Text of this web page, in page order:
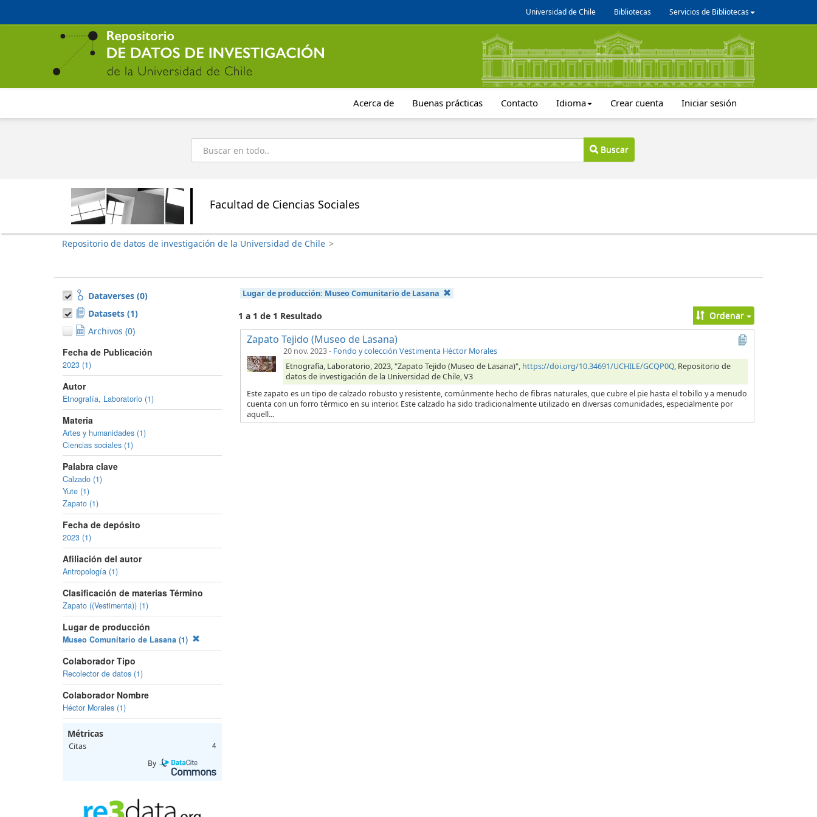
contenido
Universidad de Chile Bibliotecas Servicios de Bibliotecas
Acerca de Buenas prácticas Contacto Idioma Crear cuenta Iniciar sesión
Buscar
Buscar
Facultad de Ciencias Sociales
Repositorio de datos de investigación de la Universidad de Chile >
Dataverses (0)
Datasets (1)
Archivos (0)
Fecha de Publicación
2023 (1)
Autor
Etnografía, Laboratorio (1)
Materia
Artes y humanidades (1)
Ciencias sociales (1)
Palabra clave
Calzado (1)
Yute (1)
Zapato (1)
Fecha de depósito
2023 (1)
Afiliación del autor
Antropología (1)
Clasificación de materias Término
Zapato ((Vestimenta)) (1)
Lugar de producción
Museo Comunitario de Lasana (1)
Colaborador Tipo
Recolector de datos (1)
Colaborador Nombre
Héctor Morales (1)
Métricas
Citas 4
By
Lugar de producción: Museo Comunitario de Lasana
1 a 1 de 1 Resultado Ordenar
Zapato Tejido (Museo de Lasana)
20 nov. 2023- Fondo y colección Vestimenta Héctor Morales
Etnografía, Laboratorio, 2023, "Zapato Tejido (Museo de Lasana)", https://doi.org/10.34691/UCHILE/GCQP0Q, Repositorio de
datos de investigación de la Universidad de Chile, V3
Este zapato es un tipo de calzado robusto y resistente, comúnmente hecho de fibras naturales, que cubre el pie hasta el tobillo y a menudo
cuenta con un forro térmico en su interior. Este calzado ha sido tradicionalmente utilizado en diversas comunidades, especialmente por
aquell...